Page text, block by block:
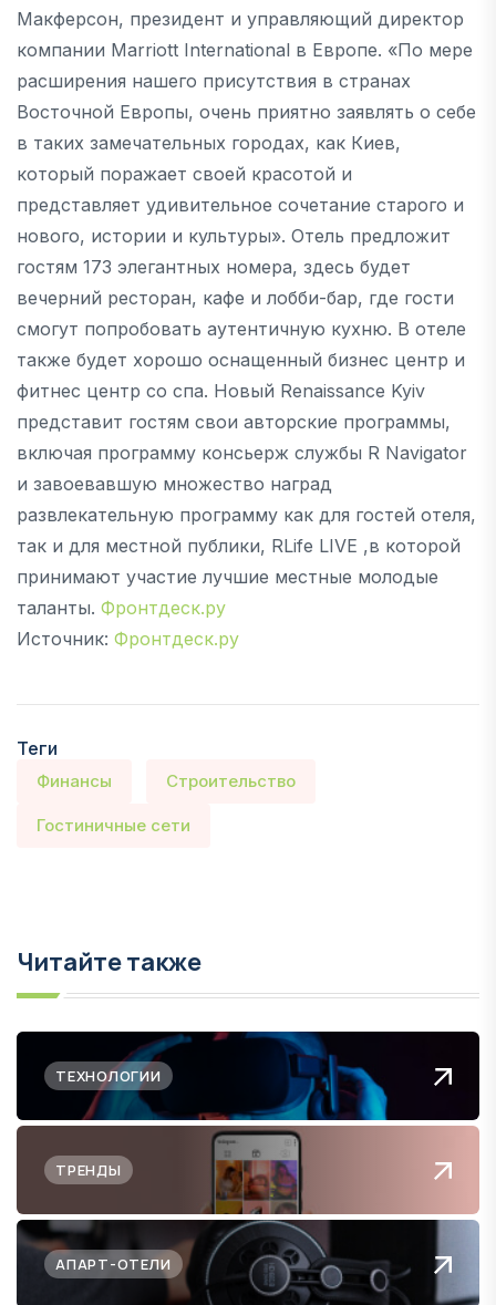
Макферсон, президент и управляющий директор
компании Marriott International в Европе. «По мере
расширения нашего присутствия в странах
Восточной Европы, очень приятно заявлять о себе
в таких замечательных городах, как Киев,
который поражает своей красотой и
представляет удивительное сочетание старого и
нового, истории и культуры». Отель предложит
гостям 173 элегантных номера, здесь будет
вечерний ресторан, кафе и лобби-бар, где гости
смогут попробовать аутентичную кухню. В отеле
также будет хорошо оснащенный бизнес центр и
фитнес центр со спа. Новый Renaissance Kyiv
представит гостям свои авторские программы,
включая программу консьерж службы R Navigator
и завоевавшую множество наград
развлекательную программу как для гостей отеля,
так и для местной публики, RLife LIVE ,в которой
принимают участие лучшие местные молодые
таланты. Фронтдеск.ру
Источник: Фронтдеск.ру
Теги
Финансы Строительство
Гостиничные сети
Читайте также
ТЕХНОЛОГИИ
ТРЕНДЫ
АПАРТ-ОТЕЛИ